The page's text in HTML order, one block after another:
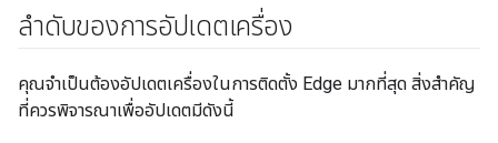
ลำดับของการอัปเดตเครื่อง
คุณจำเป็นต้องอัปเดตเครื่องในการติดตั้ง Edge มากที่สุด สิ่งสำคัญ
ที่ควรพิจารณาเพื่ออัปเดตมีดังนี้